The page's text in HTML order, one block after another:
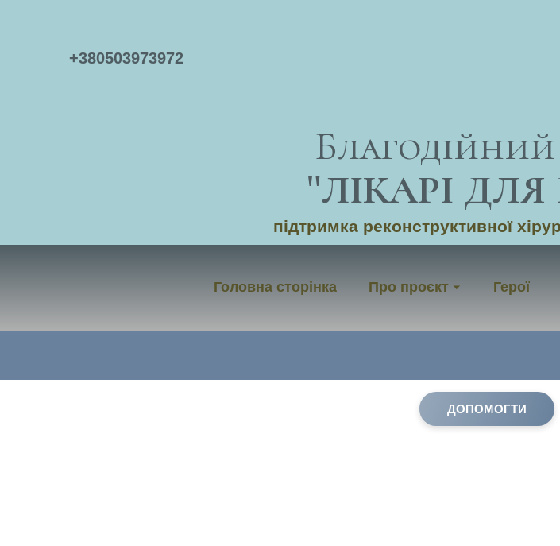
+380503973972
"ЛІКАРІ ДЛЯ
підтримка реконструктивної
Головна сторінка Про проєкт Герої
ДОПОМОГТИ